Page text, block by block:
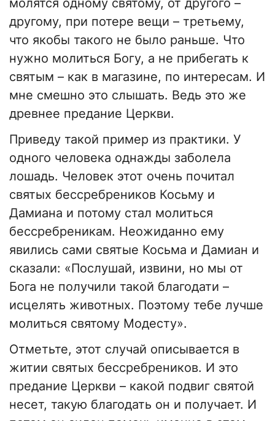
молятся одному святому, от другого –
другому, при потере вещи – третьему,
что якобы такого не было раньше. Что
нужно молиться Богу, а не прибегать к
святым – как в магазине, по интересам. И
мне смешно это слышать. Ведь это же
древнее предание Церкви.
Приведу такой пример из практики. У
одного человека однажды заболела
лошадь. Человек этот очень почитал
святых бессребреников Косьму и
Дамиана и потому стал молиться
бессребреникам. Неожиданно ему
явились сами святые Косьма и Дамиан и
сказали: «Послушай, извини, но мы от
Бога не получили такой благодати –
исцелять животных. Поэтому тебе лучше
молиться святому Модесту».
Отметьте, этот случай описывается в
житии святых бессребреников. И это
предание Церкви – какой подвиг святой
несет, такую благодать он и получает. И